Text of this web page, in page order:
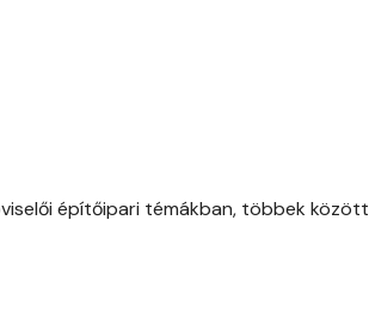
építőipari témákban, többek között